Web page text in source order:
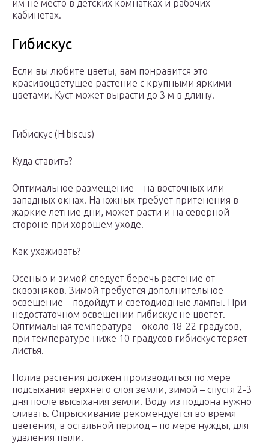
им не место в детских комнатках и рабочих
кабинетах.
Гибискус
Если вы любите цветы, вам понравится это
красивоцветущее растение с крупными яркими
цветами. Куст может вырасти до 3 м в длину.
Гибискус (Hibiscus)
Куда ставить?
Оптимальное размещение – на восточных или
западных окнах. На южных требует притенения в
жаркие летние дни, может расти и на северной
стороне при хорошем уходе.
Как ухаживать?
Осенью и зимой следует беречь растение от
сквозняков. Зимой требуется дополнительное
освещение – подойдут и светодиодные лампы. При
недостаточном освещении гибискус не цветет.
Оптимальная температура – около 18-22 градусов,
при температуре ниже 10 градусов гибискус теряет
листья.
Полив растения должен производиться по мере
подсыхания верхнего слоя земли, зимой – спустя 2-3
дня после высыхания земли. Воду из поддона нужно
сливать. Опрыскивание рекомендуется во время
цветения, в остальной период – по мере нужды, для
удаления пыли.